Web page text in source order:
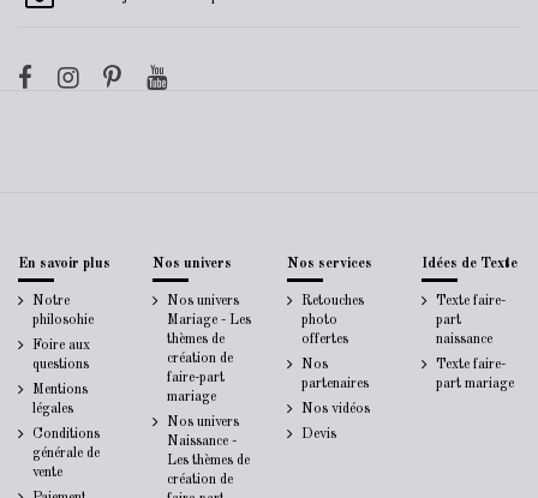
En savoir plus
Notre
philosohie
Foire aux
questions
Mentions
légales
Conditions
générale de
vente
Nos univers
Nos univers
Mariage - Les
thèmes de
création de
faire-part
mariage
Nos univers
Naissance -
Les thèmes de
création de
Nos services
Retouches
photo
offertes
Nos
partenaires
Nos vidéos
Devis
Idées de Texte
Texte faire-
part
naissance
Texte faire-
part mariage